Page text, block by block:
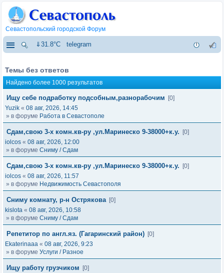
Севастопольский городской Форум
⇓31.8°C telegram
Темы без ответов
Найдено более 1000 результатов
Ищу себе подработку подсобным,разнорабочим
[0]
Yuzik « 08 авг, 2026, 14:45
» в форуме Работа в Севастополе
Сдам,свою 3-х комн.кв-ру ,ул.Маринеско 9-38000+к.у.
[0]
iolcos « 08 авг, 2026, 12:00
» в форуме Сниму / Сдам
Сдам,свою 3-х комн.кв-ру ,ул.Маринеско 9-38000+к.у.
[0]
iolcos « 08 авг, 2026, 11:57
» в форуме Недвижимость Севастополя
Сниму комнату, р-н Острякова [0]
kislota « 08 авг, 2026, 10:58
» в форуме Сниму / Сдам
Репетитор по англ.яз. (Гагаринский район) [0]
Ekaterinaaa « 08 авг, 2026, 9:23
» в форуме Услуги / Разное
Ищу работу грузчиком
[0]